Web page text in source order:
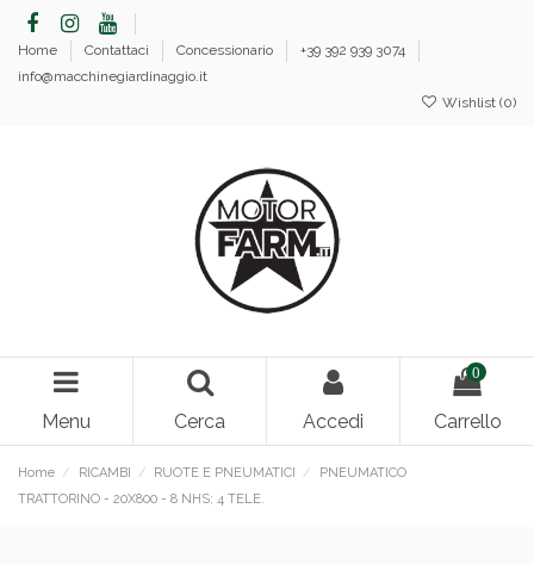
Home Contattaci Concessionario
+39 392 939 3074
info@macchinegiardinaggio.it
Wishlist (0)
Menu Cerca Accedi
0
Carrello
Home RICAMBI RUOTE E PNEUMATICI
PNEUMATICO
TRATTORINO - 20X800 - 8 NHS; 4 TELE.